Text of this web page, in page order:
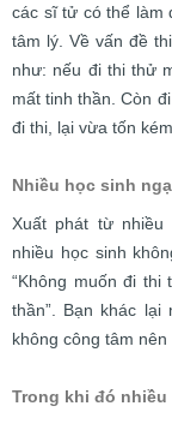
các sĩ tử có thể làm
tâm lý. Về vấn đề
như: nếu đi thi thử
mất tinh thần. Còn
đi thi, lại vừa tốn
Nhiều học sinh
Xuất phát từ nhiều
nhiều học sinh
“Không muốn đi
thần”. Bạn khác lại
không công tâm nên
Trong khi đó